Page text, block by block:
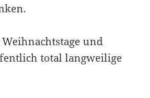
und
total langweilige